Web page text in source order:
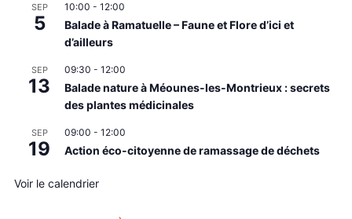
SEP
5
10:00 - 12:00
Balade à Ramatuelle – Faune et Flore d’ici et
d’ailleurs
SEP
13
09:30 - 12:00
Balade nature à Méounes-les-Montrieux : secrets
des plantes médicinales
SEP
19
09:00 - 12:00
Action éco-citoyenne de ramassage de déchets
Voir le calendrier